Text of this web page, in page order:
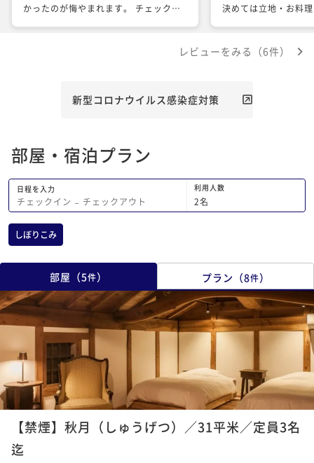
かったのが悔やまれます。 チェックア
決めては立地・お料
かったです。祖父母
で少々距離がある事
感じ、大変美味しく
い美味しさに感動致しま
後も荷物を預かって
かな参道も堪能しな
ました。ありがとうご
ての島根県旅行でし
切でとても楽しい思
ました。重ねて御礼申
伸 目的のお蕎麦屋さ
為、おすすめをお聞
お蕎麦は食べてもら
さんをご教示いただ
間ということもあり
になってて食べ損ね
レビューをみる（6件）
新型コロナウイルス感染症対策
部屋・宿泊プラン
日程を入力
チェックイン − チェックアウト
利用人数
2名
しぼりこみ
部屋 （5件） プラン （8件）
【禁煙】秋月（しゅうげつ）／31平米／定員3名
迄